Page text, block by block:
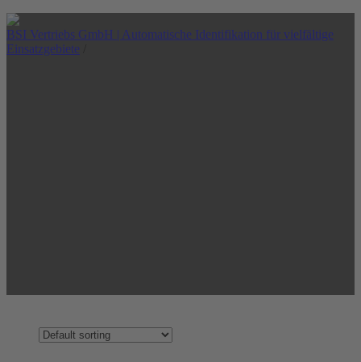
BSI Vertriebs GmbH | Automatische Identifikation für vielfältige
Einsatzgebiete